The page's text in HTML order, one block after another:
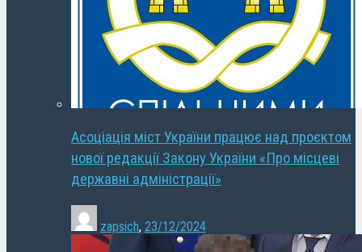
Асоціація міст України працює над проєктом
нової редакції Закону України «Про місцеві
державні адміністрації»
zapsich, 23/12/2024